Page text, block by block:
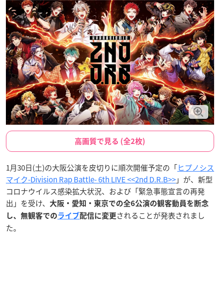
高画質で見る (全2枚)
1月30日(土)の大阪公演を皮切りに順次開催予定の「ヒプノシス
マイク-Division Rap Battle- 6th LIVE <<2nd D.R.B>>」が、新型
コロナウイルス感染拡大状況、および「緊急事態宣言の再発
出」を受け、
大阪・愛知・東京での全6公演の観客動員を断念
し、無観客での ライブ 配信に変更 されることが発表されまし
た。